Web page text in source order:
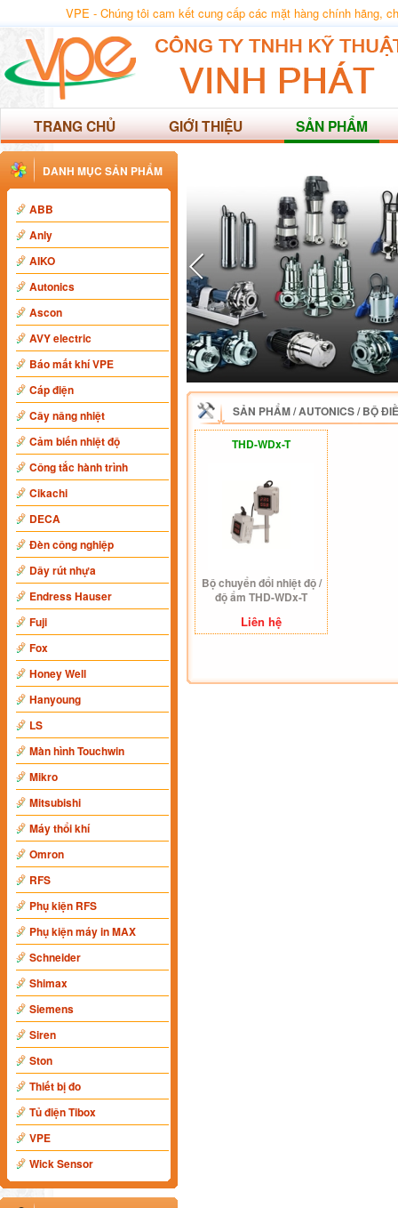
VPE - Chúng tôi cam kết cung cấp các mặt hàng chính hãng,
TRANG CHỦ GIỚI THIỆU SẢN PHẨM
DANH MỤC SẢN PHẨM
ABB
Anly
AIKO
Autonics
Ascon
AVY electric
Báo mất khí VPE
Cáp điện
Cây nâng nhiệt
Cảm biến nhiệt độ
Công tắc hành trình
Cikachi
DECA
Đèn công nghiệp
Dây rút nhựa
Endress Hauser
Fuji
Fox
Honey Well
Hanyoung
LS
Màn hình Touchwin
Mikro
Mitsubishi
Máy thổi khí
Omron
RFS
Phụ kiện RFS
Phụ kiện máy in MAX
Schneider
Shimax
Siemens
Siren
Ston
Thiết bị đo
Tủ điện Tibox
VPE
Wick Sensor
SẢN PHẨM/AUTONICS/BỘ
THD-WDx-T
Bộ chuyển đổi nhiệt độ /
độ ẩm THD-WDx-T
Liên hệ